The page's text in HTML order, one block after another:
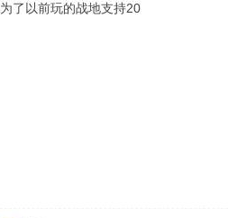
为了以前玩的战地支持20